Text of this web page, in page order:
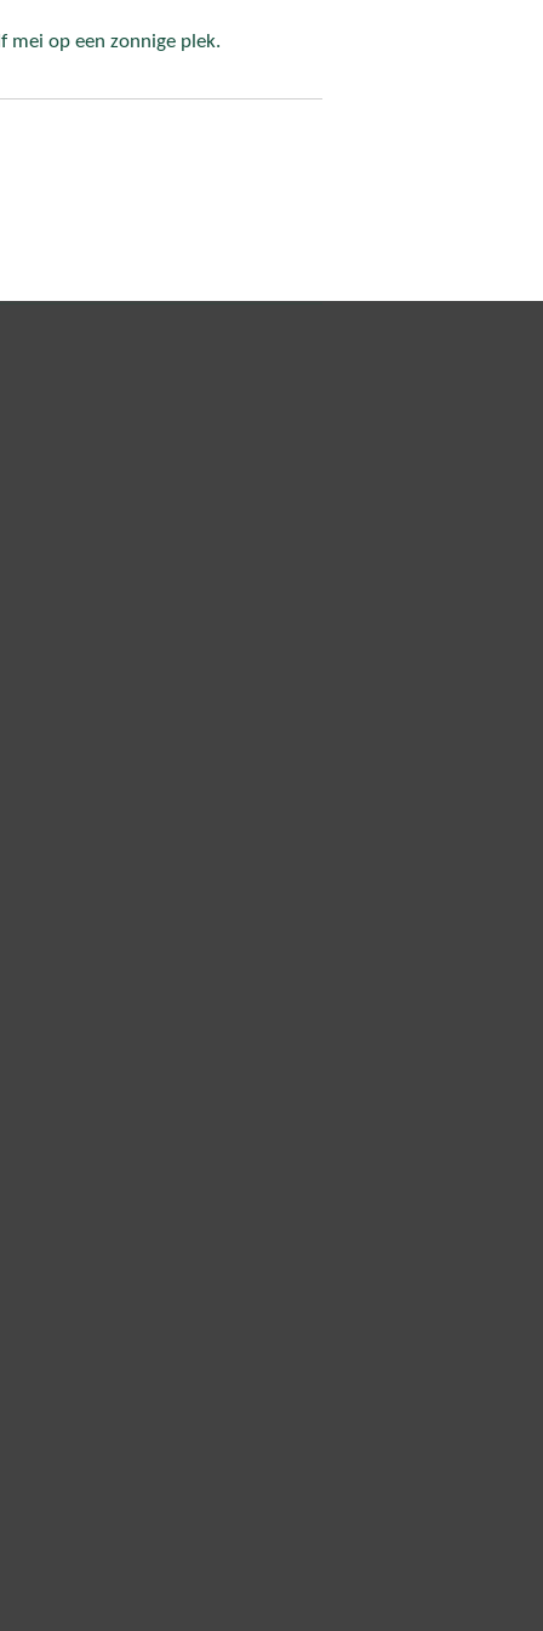
mei op een zonnige plek.